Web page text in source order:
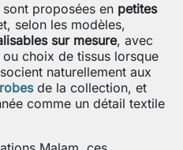
proposées en petites
selon les modèles,
sur mesure, avec
choix de tissus lorsque
naturellement aux
robes de la collection, et
comme un détail textile